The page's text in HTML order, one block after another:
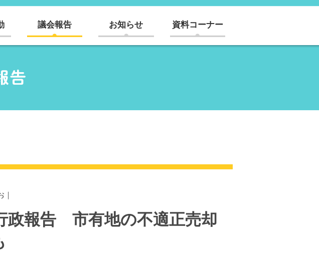
議会報告 お知らせ 資料コーナー
｜
政報告 市有地の不適正売却